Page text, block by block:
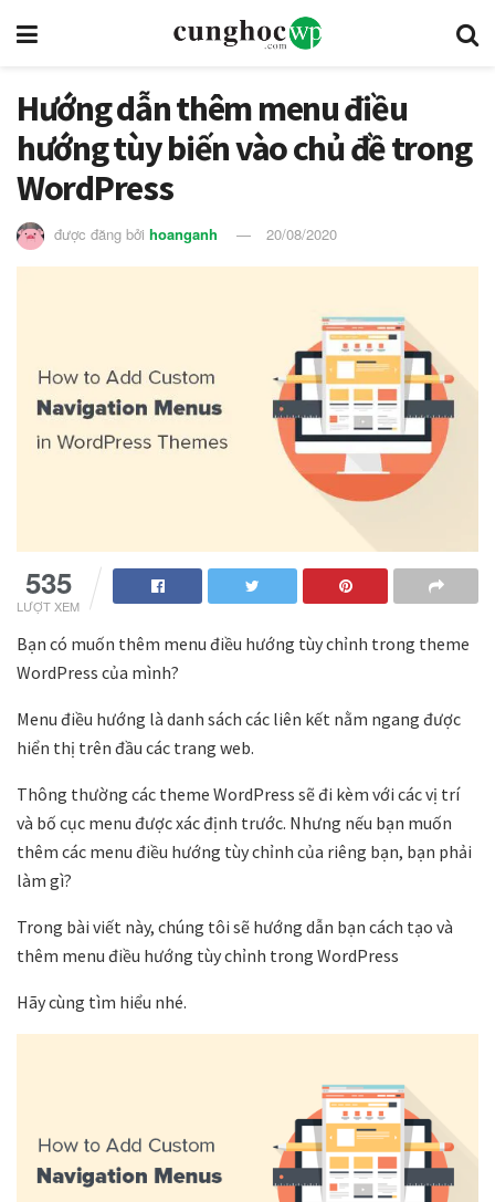
Hướng dẫn thêm menu điều
hướng tùy biến vào chủ đề trong
WordPress
được đăng bởi hoanganh 20/08/2020
535
LƯỢT XEM
Bạn có muốn thêm menu điều hướng tùy chỉnh trong theme
WordPress của mình?
Menu điều hướng là danh sách các liên kết nằm ngang được
hiển thị trên đầu các trang web.
Thông thường các theme WordPress sẽ đi kèm với các vị trí
và bố cục menu được xác định trước. Nhưng nếu bạn muốn
thêm các menu điều hướng tùy chỉnh của riêng bạn, bạn phải
làm gì?
Trong bài viết này, chúng tôi sẽ hướng dẫn bạn cách tạo và
thêm menu điều hướng tùy chỉnh trong WordPress
Hãy cùng tìm hiểu nhé.